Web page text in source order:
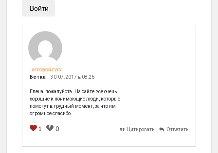
Войти
ИГРОВОЙ ГУРУ
Бетка 30.07.2017 в 08:26
Елена, пожалуйста. На сайте все очень
хорошие и понимающие люди, которые
помогут в трудный момент, за что им
огромное спасибо.
1 0 Цитировать Ответить